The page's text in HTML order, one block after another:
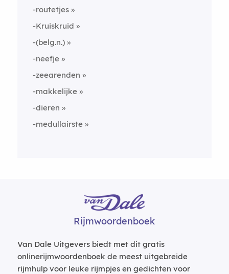
-routetjes
-Kruiskruid
-(belg.n.)
-neefje
-zeearenden
-makkelijke
-dieren
-medullairste
Rijmwoordenboek
Van Dale Uitgevers biedt met dit gratis
onlinerijmwoordenboek de meest uitgebreide
rijmhulp voor leuke rijmpjes en gedichten voor